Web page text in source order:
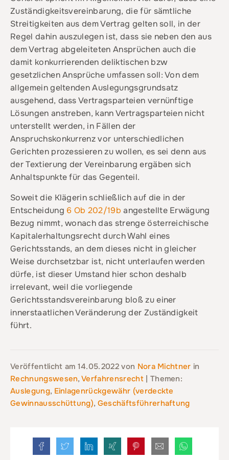
Zuständigkeitsvereinbarung, die für sämtliche
Streitigkeiten aus dem Vertrag gelten soll, in der
Regel dahin auszulegen ist, dass sie neben den aus
dem Vertrag abgeleiteten Ansprüchen auch die
damit konkurrierenden deliktischen bzw
gesetzlichen Ansprüche umfassen soll: Von dem
allgemein geltenden Auslegungsgrundsatz
ausgehend, dass Vertragsparteien vernünftige
Lösungen anstreben, kann Vertragsparteien nicht
unterstellt werden, in Fällen der
Anspruchskonkurrenz vor unterschiedlichen
Gerichten prozessieren zu wollen, es sei denn aus
der Textierung der Vereinbarung ergäben sich
Anhaltspunkte für das Gegenteil.
Soweit die Klägerin schließlich auf die in der
Entscheidung 6 Ob 202/19b angestellte Erwägung
Bezug nimmt, wonach das strenge österreichische
Kapitalerhaltungsrecht durch Wahl eines
Gerichtsstands, an dem dieses nicht in gleicher
Weise durchsetzbar ist, nicht unterlaufen werden
dürfe, ist dieser Umstand hier schon deshalb
irrelevant, weil die vorliegende
Gerichtsstandsvereinbarung bloß zu einer
innerstaatlichen Veränderung der Zuständigkeit
führt.
Veröffentlicht am 14.05.2022von Nora Michtner in
Rechnungswesen,Verfahrensrecht| Themen:
Auslegung, Einlagenrückgewähr (verdeckte
Gewinnausschüttung), Geschäftsführerhaftung